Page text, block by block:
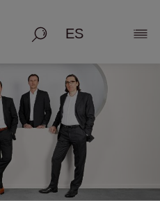
Busque en